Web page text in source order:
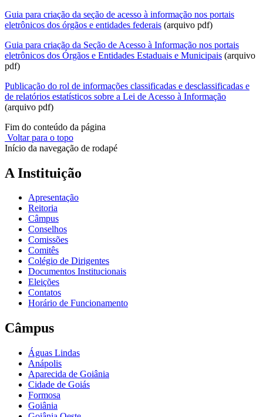
Guia para criação da seção de acesso à informação nos portais
eletrônicos dos órgãos e entidades federais (arquivo pdf)
Guia para criação da Seção de Acesso à Informação nos portais
eletrônicos dos Órgãos e Entidades Estaduais e Municipais (arquivo
pdf)
Publicação do rol de informações classificadas e desclassificadas e
de relatórios estatísticos sobre a Lei de Acesso à Informação
(arquivo pdf)
Fim do conteúdo da página
Voltar para o topo
Início da navegação de rodapé
A Instituição
Apresentação
Reitoria
Câmpus
Conselhos
Comissões
Comitês
Colégio de Dirigentes
Documentos Institucionais
Eleições
Contatos
Horário de Funcionamento
Câmpus
Águas Lindas
Anápolis
Aparecida de Goiânia
Cidade de Goiás
Formosa
Goiânia